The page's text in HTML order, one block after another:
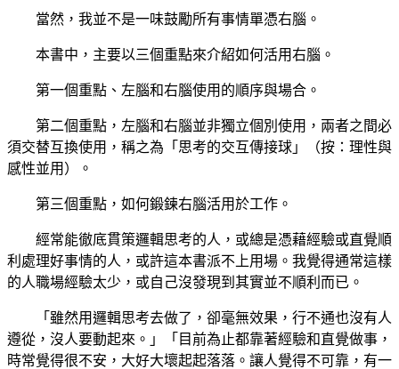
當然，我並不是一味鼓勵所有事情單憑右腦。
本書中，主要以三個重點來介紹如何活用右腦。
第一個重點、左腦和右腦使用的順序與場合。
第二個重點，左腦和右腦並非獨立個別使用，兩者之間必
須交替互換使用，稱之為「思考的交互傳接球」（按：理性與
感性並用）。
第三個重點，如何鍛鍊右腦活用於工作。
經常能徹底貫策邏輯思考的人，或總是憑藉經驗或直覺順
利處理好事情的人，或許這本書派不上用場。我覺得通常這樣
的人職場經驗太少，或自己沒發現到其實並不順利而已。
「雖然用邏輯思考去做了，卻毫無效果，行不通也沒有人
遵從，沒人要動起來。」「目前為止都靠著經驗和直覺做事，
時常覺得很不安，大好大壞起起落落。讓人覺得不可靠，有一